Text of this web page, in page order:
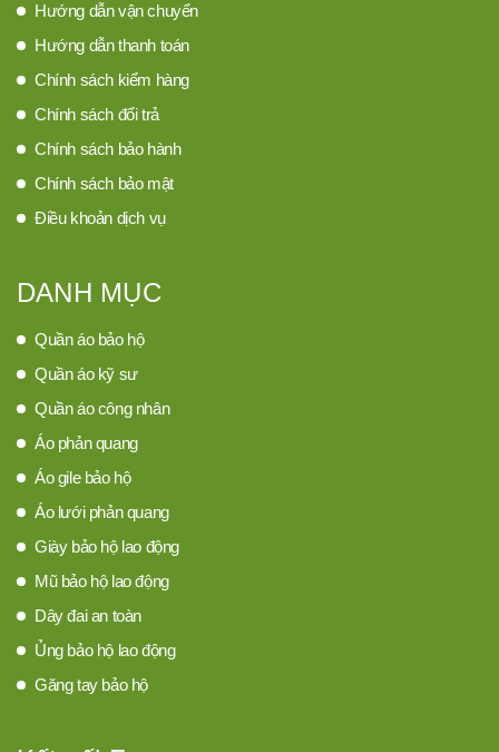
Hướng dẫn vận chuyển
Hướng dẫn thanh toán
Chính sách kiểm hàng
Chính sách đổi trả
Chính sách bảo hành
Chính sách bảo mật
Điều khoản dịch vụ
DANH MỤC
Quần áo bảo hộ
Quần áo kỹ sư
Quần áo công nhân
Áo phản quang
Áo gile bảo hộ
Áo lưới phản quang
Giày bảo hộ lao động
Mũ bảo hộ lao động
Dây đai an toàn
Ủng bảo hộ lao động
Găng tay bảo hộ